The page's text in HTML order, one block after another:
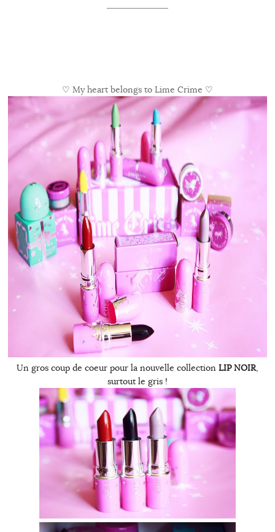
♡ My heart belongs to Lime Crime ♡
Un gros coup de coeur pour la nouvelle collection LIP NOIR,
surtout le gris !